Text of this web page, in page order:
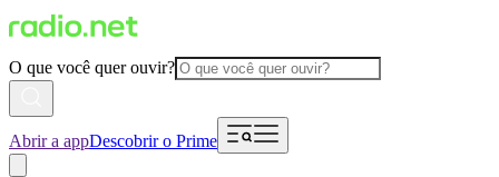
O que você quer ouvir?
Abrir a appDescobrir o Prime